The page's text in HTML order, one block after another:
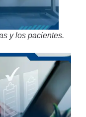
y los pacientes.